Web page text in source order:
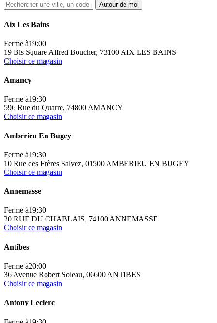
Autour de moi
Aix Les Bains
Ferme à19:00
19 Bis Square Alfred Boucher, 73100 AIX LES BAINS
Choisir ce magasin
Amancy
Ferme à19:30
596 Rue du Quarre, 74800 AMANCY
Choisir ce magasin
Amberieu En Bugey
Ferme à19:30
10 Rue des Frères Salvez, 01500 AMBERIEU EN BUGEY
Choisir ce magasin
Annemasse
Ferme à19:30
20 RUE DU CHABLAIS, 74100 ANNEMASSE
Choisir ce magasin
Antibes
Ferme à20:00
36 Avenue Robert Soleau, 06600 ANTIBES
Choisir ce magasin
Antony Leclerc